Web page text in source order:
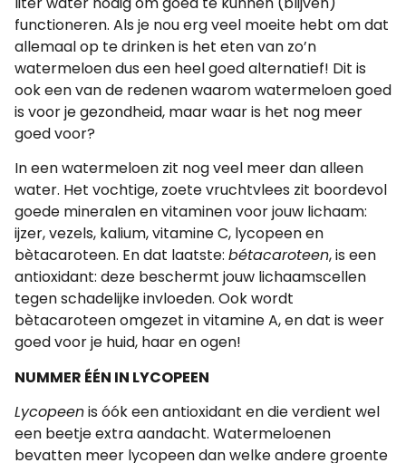
functioneren. Als je nou erg veel moeite hebt om dat
allemaal op te drinken is het eten van zo’n
watermeloen dus een heel goed alternatief! Dit is
ook een van de redenen waarom watermeloen goed
is voor je gezondheid, maar waar is het nog meer
goed voor?
In een watermeloen zit nog veel meer dan alleen
water. Het vochtige, zoete vruchtvlees zit boordevol
goede mineralen en vitaminen voor jouw lichaam:
ijzer, vezels, kalium, vitamine C, lycopeen en
bètacaroteen. En dat laatste: bétacaroteen, is een
antioxidant: deze beschermt jouw lichaamscellen
tegen schadelijke invloeden. Ook wordt
bètacaroteen omgezet in vitamine A, en dat is weer
goed voor je huid, haar en ogen!
NUMMER ÉÉN IN LYCOPEEN
Lycopeenis óók een antioxidant en die verdient wel
een beetje extra aandacht. Watermeloenen
bevatten meer lycopeen dan welke andere groente